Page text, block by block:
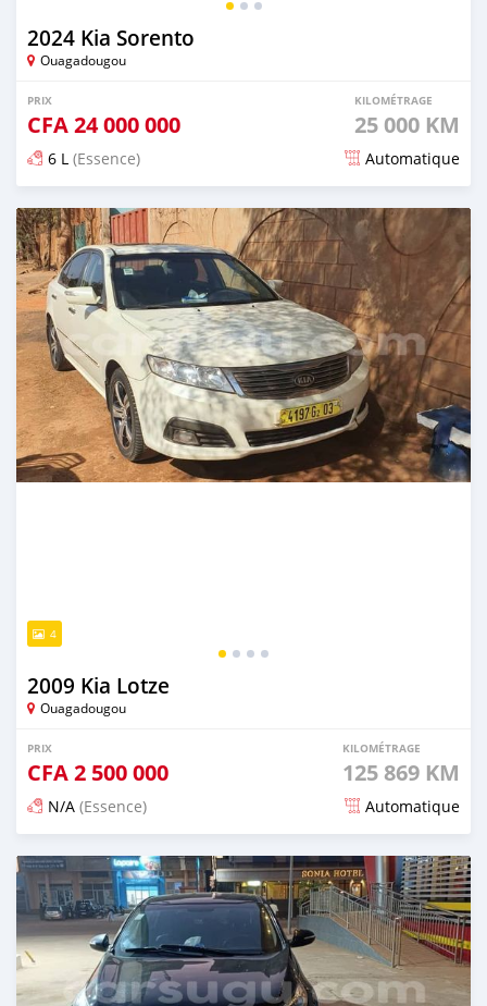
2024 Kia Sorento
Ouagadougou
PRIX
CFA24 000 000
KILOMÉTRAGE
25 000 KM
6 L (Essence) Automatique
Publié il y a 5 mois
4
2009 Kia Lotze
Ouagadougou
PRIX
CFA2 500 000
KILOMÉTRAGE
125 869 KM
N/A (Essence) Automatique
Publié il y a 6 mois